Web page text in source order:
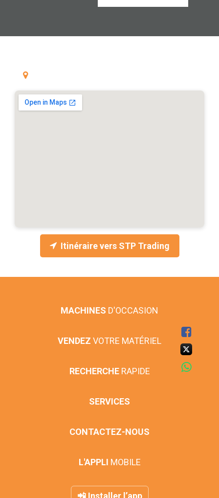
Itinéraire vers STP Trading
MACHINES D'OCCASION
VENDEZ VOTRE MATÉRIEL
RECHERCHE RAPIDE
SERVICES
CONTACTEZ-NOUS
L'APPLI MOBILE
📲 Installer l’app